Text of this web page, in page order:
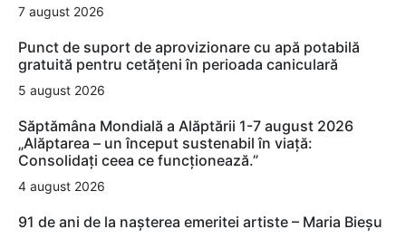
7 august 2026
Punct de suport de aprovizionare cu apă potabilă
gratuită pentru cetățeni în perioada caniculară
5 august 2026
Săptămâna Mondială a Alăptării 1-7 august 2026
„Alăptarea – un început sustenabil în viață:
Consolidați ceea ce funcționează.”
4 august 2026
91 de ani de la nașterea emeritei artiste – Maria Bieșu